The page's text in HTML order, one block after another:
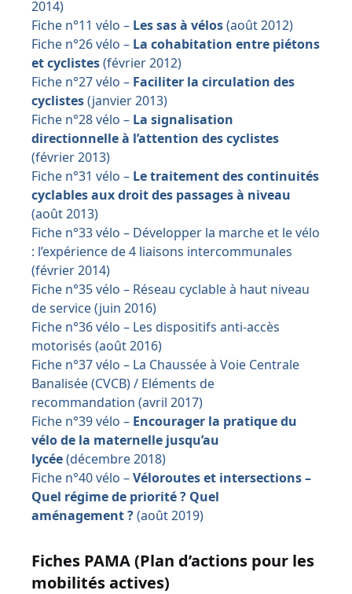
2014)
Fiche n°11 vélo – Les sas à vélos(août 2012)
Fiche n°26 vélo – La cohabitation entre piétons
et cyclistes(février 2012)
Fiche n°27 vélo – Faciliter la circulation des
cyclistes(janvier 2013)
Fiche n°28 vélo – La signalisation
directionnelle à l’attention des cyclistes
(février 2013)
Fiche n°31 vélo – Le traitement des continuités
cyclables aux droit des passages à niveau
(août 2013)
Fiche n°33 vélo – Développer la marche et le vélo
: l’expérience de 4 liaisons intercommunales
(février 2014)
Fiche n°35 vélo – Réseau cyclable à haut niveau
de service (juin 2016)
Fiche n°36 vélo – Les dispositifs anti-accès
motorisés (août 2016)
Fiche n°37 vélo – La Chaussée à Voie Centrale
Banalisée (CVCB) / Eléments de
recommandation (avril 2017)
Fiche n°39 vélo – Encourager la pratique du
vélo de la maternelle jusqu’au
lycée(décembre 2018)
Fiche n°40 vélo –Véloroutes et intersections –
Quel régime de priorité ? Quel
aménagement ?(août 2019)
Fiches PAMA (Plan d’actions pour les
mobilités actives)